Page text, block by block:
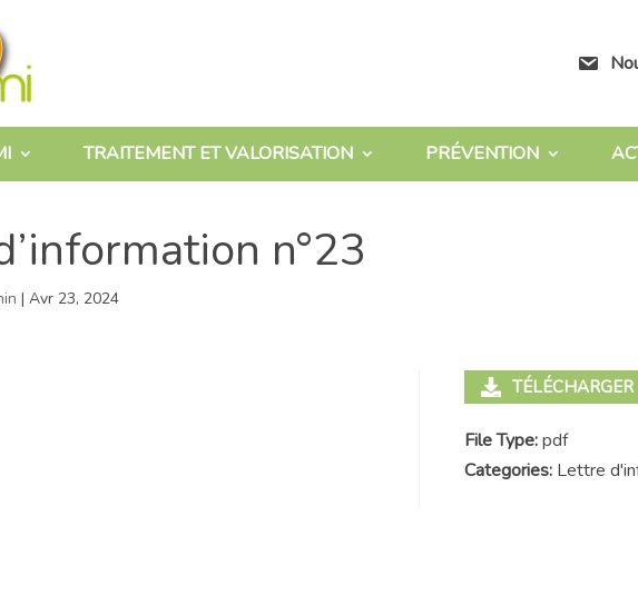
TRAITEMENT ET VALORISATION PRÉVENTION
n°23
|Avr 23, 2024
TÉLÉCHARGER
File Type:pdf
Categories: Lettre